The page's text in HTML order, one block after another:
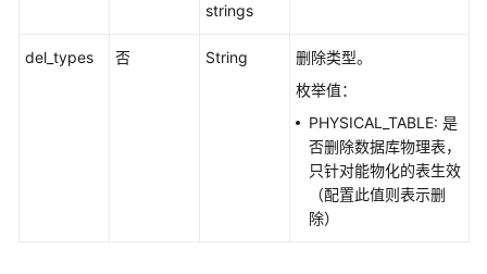
API（V1）
strings
del_types 否 String
删除类型。
枚举值：
PHYSICAL_TABLE: 是
否删除数据库物理表，
只针对能物化的表生效
（配置此值则表示删
除）